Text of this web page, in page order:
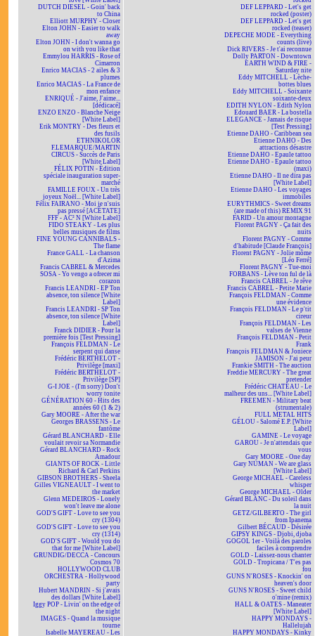
DUTCH DIESEL - Goin' back
to China
Elliott MURPHY - Closer
Elton JOHN - Easier to walk
away
Elton JOHN - I don't wanna go
on with you like that
Emmylou HARRIS - Rose of
Cimarron
Enrico MACIAS - 2 ailes & 3
plumes
Enrico MACIAS - La France de
mon enfance
ENRIQUÉ - J'aime, J'aime...
[dédicacé]
ENZO ENZO - Blanche Neige
[White Label]
Erik MONTRY - Des fleurs et
des fusils
ETHNIKOLOR
F.LEMARQUE/MARTIN
CIRCUS - Succès de Paris
[White Label]
FÉLIX POTIN - Édition
spéciale inauguration super-
marché
FAMILLE FOUX - Un très
joyeux Noël... [White Label]
Félix FAIRANO - Moi je n'suis
pas pressé [ACÉTATE]
FFF - AC² N [White Label]
FIDO STEAKY - Les plus
belles musiques de films
FINE YOUNG CANNIBALS -
The flame
France GALL - La chanson
d'Azima
Francis CABREL & Mercedes
SOSA - Yo vengo a ofrecer mi
corazon
Francis LEANDRI - EP Ton
absence, ton silence [White
Label]
Francis LEANDRI - SP Ton
absence, ton silence [White
Label]
Franck DIDIER - Pour la
première fois [Test Pressing]
François FELDMAN - Le
serpent qui danse
Frédéric BERTHELOT -
Privilège [maxi]
Frédéric BERTHELOT -
Privilège [SP]
G-I JOE - (I'm sorry) Don't
worry tonite
GÉNÉRATION 60 - Hits des
années 60 (1 & 2)
Gary MOORE - After the war
Georges BRASSENS - Le
fantôme
Gérard BLANCHARD - Elle
voulait revoir sa Normandie
Gérard BLANCHARD - Rock
Amadour
GIANTS OF ROCK - Little
Richard & Carl Perkins
GIBSON BROTHERS - Sheela
Gilles VIGNEAULT - I went to
the market
Glenn MEDEIROS - Lonely
won't leave me alone
GOD'S GIFT - Love to see you
cry (1304)
GOD'S GIFT - Love to see you
cry (1314)
GOD'S GIFT - Would you do
that for me [White Label]
GRUNDIG/DECCA - Concours
Cosmos 70
HOLLYWOOD CLUB
ORCHESTRA - Hollywood
party
Hubert MANDRIN - Si j'avais
des dollars [White Label]
Iggy POP - Livin' on the edge of
the night
IMAGES - Quand la musique
tourne
Isabelle MAYEREAU - Les
DEF LEPPARD - Let's get
rocked (poster)
DEF LEPPARD - Let's get
rocked (teaser)
DEPECHE MODE - Everything
counts (live)
Dick RIVERS - Je t'ai reconnue
Dolly PARTON - Downtown
EARTH WIND & FIRE -
Saturday nite
Eddy MITCHELL - Lèche-
bottes blues
Eddy MITCHELL - Soixante
soixante-deux
EDITH NYLON - Edith Nylon
Edouard BAER - La bostella
ELEGANCE - Jamais de risque
[Test Pressing]
Etienne DAHO - Caribbean sea
Etienne DAHO - Des
attractions désastre
Etienne DAHO - Epaule tattoo
Etienne DAHO - Epaule tattoo
(maxi)
Etienne DAHO - Il ne dira pas
[White Label]
Etienne DAHO - Les voyages
immobiles
EURYTHMICS - Sweet dreams
(are made of this) REMIX 91
FARID - Un amour montagne
Florent PAGNY - Ça fait des
nuits
Florent PAGNY - Comme
d'habitude [Claude François]
Florent PAGNY - Jolie môme
[Léo Ferré]
Florent PAGNY - Tue-moi
FORBANS - Lève ton ful de là
Francis CABREL - Je rêve
Francis CABREL - Petite Marie
François FELDMAN - Comme
une évidence
François FELDMAN - Le p'tit
cireur
François FELDMAN - Les
valses de Vienne
François FELDMAN - Petit
Frank
François FELDMAN & Joniece
JAMISON - J'ai peur
Frankie SMITH - The auction
Freddie MERCURY - The great
pretender
Frédéric CHATEAU - Le
malheur des uns... [White Label]
FREEMEN - Military beat
(strumentale)
FULL METAL HITS
GÉLOU - Salomé E.P. [White
Label]
GAMINE - Le voyage
GAROU - Je n'attendais que
vous
Gary MOORE - One day
Gary NUMAN - We are glass
[White Label]
George MICHAEL - Careless
whisper
George MICHAEL - Older
Gérard BLANC - Du soleil dans
la nuit
GETZ/GILBERTO - The girl
from Ipanema
Gilbert BÉCAUD - Désirée
GIPSY KINGS - Djobi, djoba
GOGOL 1er - Voilà des paroles
faciles à comprendre
GOLD - Laissez-nous chanter
GOLD - Tropicana / T'es pas
fou
GUNS N'ROSES - Knockin' on
heaven's door
GUNS N'ROSES - Sweet child
o'mine (remix)
HALL & OATES - Maneater
[White Label]
HAPPY MONDAYS -
Hallelujah
HAPPY MONDAYS - Kinky